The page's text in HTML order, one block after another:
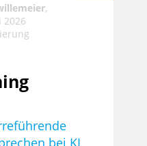
,
2026
bei KI